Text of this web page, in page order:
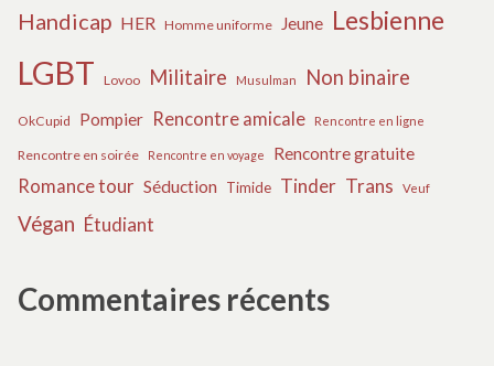
Handicap HER Homme uniforme Jeune Lesbienne
LGBT Lovoo Militaire Musulman Non binaire
OkCupid Pompier Rencontre amicale Rencontre en ligne
Rencontre en soirée Rencontre en voyage Rencontre gratuite
Romance tour Séduction Timide Tinder Trans Veuf
Végan Étudiant
Commentaires récents